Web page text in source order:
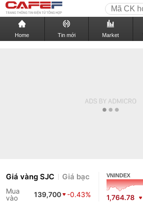
Home Tin mới Market
Giá vàng SJC Giá bạc
Mua
vào
139,700
-0.43%
VNINDEX
1,764.78